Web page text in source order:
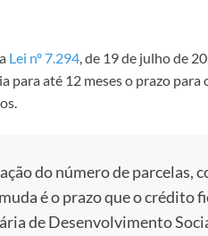
Lei nº 7.294 , de 19 de julho de
para até 12 meses o prazo
do número de parcelas,
é o prazo que o crédito
de Desenvolvimento